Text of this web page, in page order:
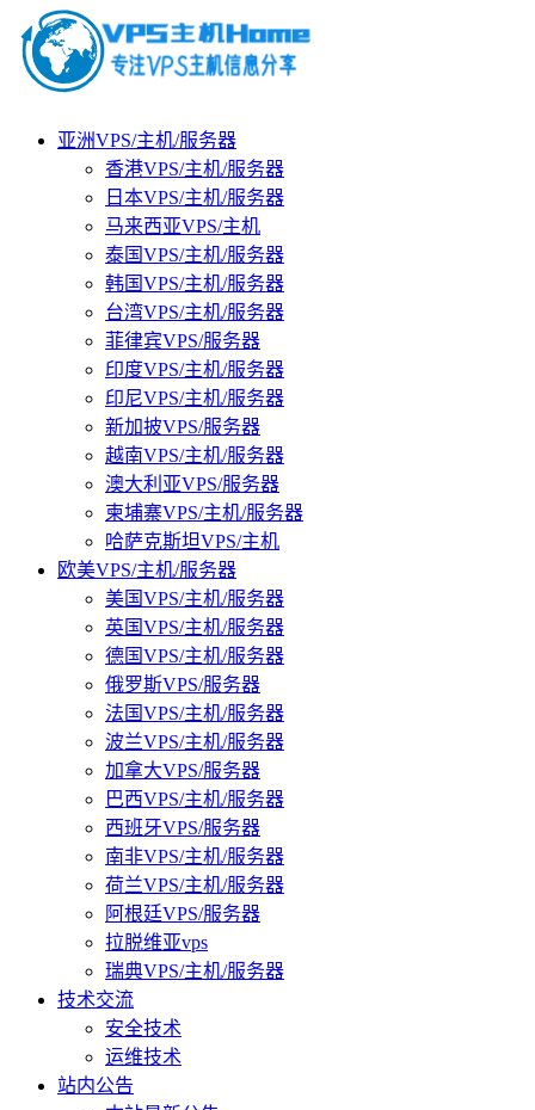
亚洲VPS/主机/服务器
香港VPS/主机/服务器
日本VPS/主机/服务器
马来西亚VPS/主机
泰国VPS/主机/服务器
韩国VPS/主机/服务器
台湾VPS/主机/服务器
菲律宾VPS/服务器
印度VPS/主机/服务器
印尼VPS/主机/服务器
新加披VPS/服务器
越南VPS/主机/服务器
澳大利亚VPS/服务器
柬埔寨VPS/主机/服务器
哈萨克斯坦VPS/主机
欧美VPS/主机/服务器
美国VPS/主机/服务器
英国VPS/主机/服务器
德国VPS/主机/服务器
俄罗斯VPS/服务器
法国VPS/主机/服务器
波兰VPS/主机/服务器
加拿大VPS/服务器
巴西VPS/主机/服务器
西班牙VPS/服务器
南非VPS/主机/服务器
荷兰VPS/主机/服务器
阿根廷VPS/服务器
拉脱维亚vps
瑞典VPS/主机/服务器
技术交流
安全技术
运维技术
站内公告